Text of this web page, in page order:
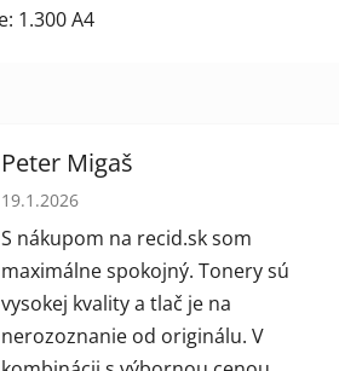
1.300 A4
Peter Migaš
Hodnotenie obchodu je 5 z 5
19.1.2026
S nákupom na recid.sk som
maximálne spokojný. Tonery sú
vysokej kvality a tlač je na
nerozoznanie od originálu. V